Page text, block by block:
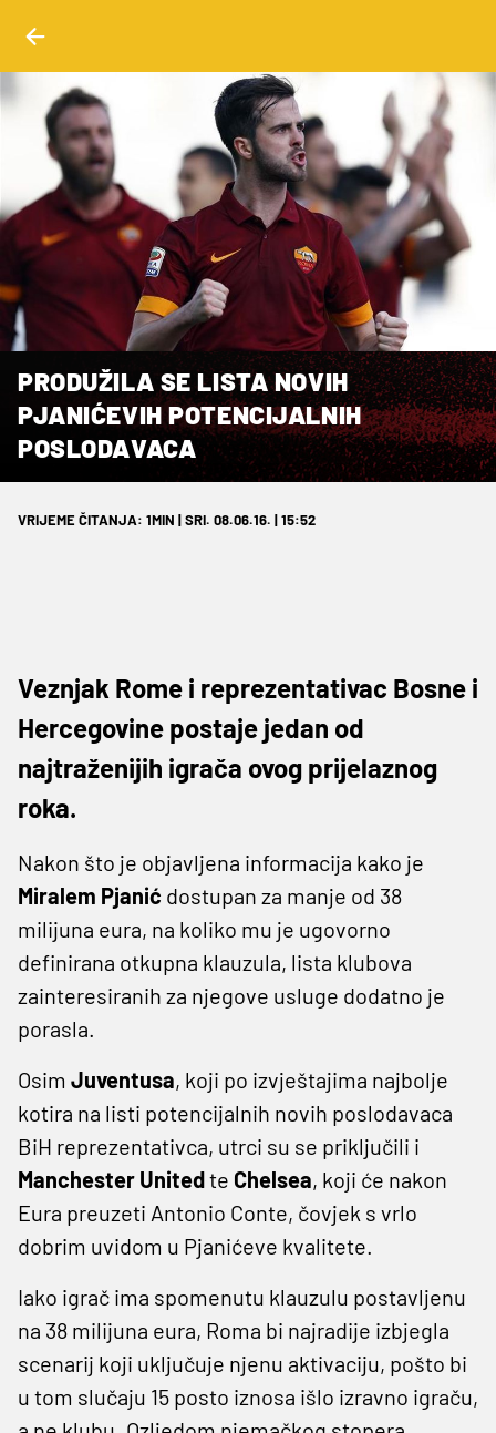
PRODUŽILA SE LISTA NOVIH
PJANIĆEVIH POTENCIJALNIH
POSLODAVACA
VRIJEME ČITANJA: 1MIN | SRI. 08.06.16. | 15:52
Veznjak Rome i reprezentativac Bosne i
Hercegovine postaje jedan od
najtraženijih igrača ovog prijelaznog
roka.
Nakon što je objavljena informacija kako je
Miralem Pjanić dostupan za manje od 38
milijuna eura, na koliko mu je ugovorno
definirana otkupna klauzula, lista klubova
zainteresiranih za njegove usluge dodatno je
porasla.
Osim Juventusa, koji po izvještajima najbolje
kotira na listi potencijalnih novih poslodavaca
BiH reprezentativca, utrci su se priključili i
Manchester Unitedte Chelsea, koji će nakon
Eura preuzeti Antonio Conte, čovjek s vrlo
dobrim uvidom u Pjanićeve kvalitete.
Iako igrač ima spomenutu klauzulu postavljenu
na 38 milijuna eura, Roma bi najradije izbjegla
scenarij koji uključuje njenu aktivaciju, pošto bi
u tom slučaju 15 posto iznosa išlo izravno igraču,